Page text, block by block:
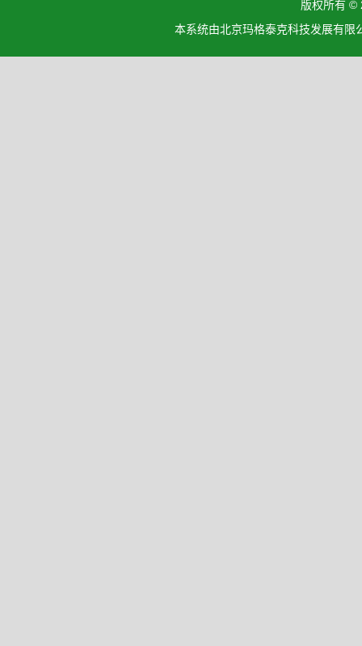
版权所有 ©
本系统由北京玛格泰克科技发展有